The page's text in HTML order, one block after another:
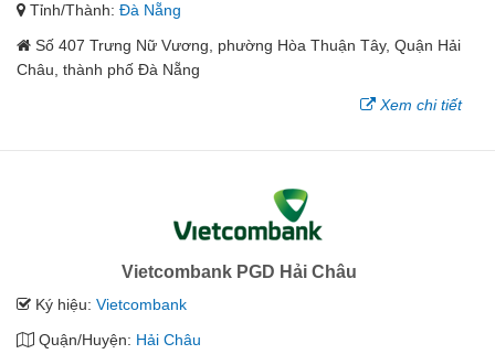
Tỉnh/Thành: Đà Nẵng
Số 407 Trưng Nữ Vương, phường Hòa Thuận Tây, Quận Hải
Châu, thành phố Đà Nẵng
Xem chi tiết
Vietcombank PGD Hải Châu
Ký hiệu: Vietcombank
Quận/Huyện: Hải Châu